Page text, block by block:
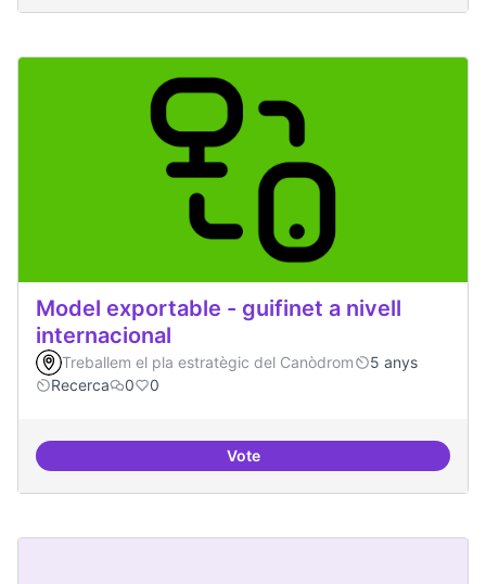
Model exportable - guifinet a nivell
internacional
Treballem el pla estratègic del Canòdrom
5 anys
Recerca
0 0
VoteModel exportable - guifinet a